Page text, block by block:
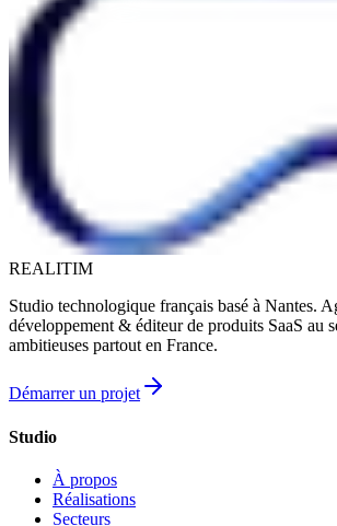
REALITIM
Studio technologique français basé à Nantes.
développement & éditeur de produits SaaS au
ambitieuses partout en France.
Démarrer un projet
Studio
À propos
Réalisations
Secteurs